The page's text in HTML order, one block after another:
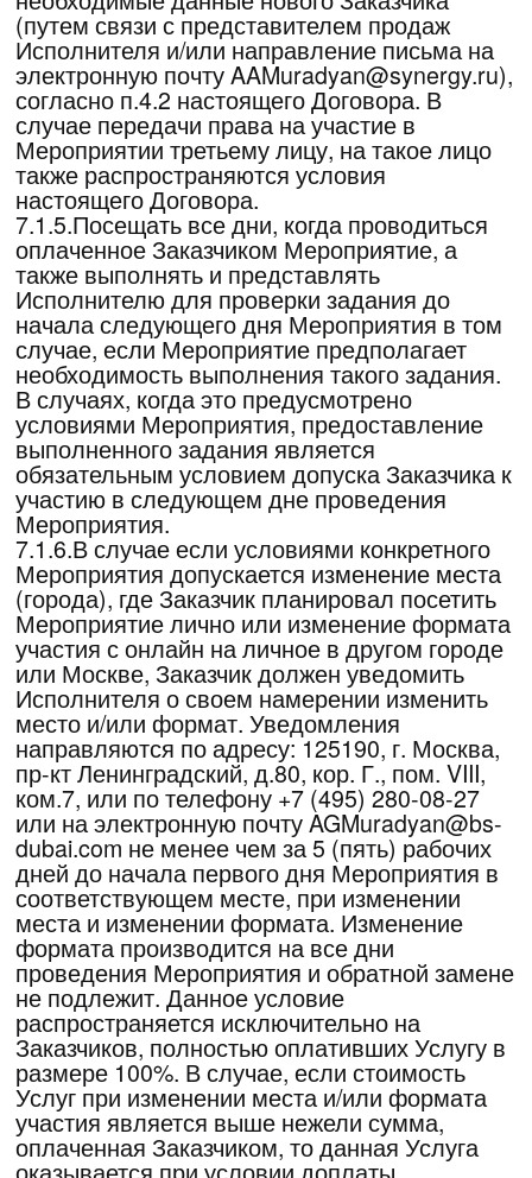
за вред, причиненный деятельности
Заказчика или лиц, которых он
представляет, в случае ненадлежащего
исполнения им обязательств по
настоящему Договору, нарушения
требований сотрудников Исполнителя.
8.6.Оплачивая Услуги Исполнителя,
Заказчик соглашается с условиями данной
Оферты и с тем, что он не в праве
требовать от Исполнителя какой-либо
компенсации морального, материального
вреда или вреда, причиненного Заказчику
как в течение срока действия настоящего
Договора, так и по истечении срока его
действия, за исключением случаев, прямо
предусмотренных применимым
законодательством.
8.7.Заказчик обязуется указывать
достоверные данные при оформлении
Заявки. Исполнитель имеет право отказать
в участии в Мероприятии лицу, не
указанному в списках участников.
Окончательный список участников
составляется Исполнителем за 2 (два)
рабочих дня до начала Мероприятия.
8.8.В случаях, если Заказчик, по причинам,
не зависящим от Исполнителя, не посетил
Мероприятие и не уведомил Исполнителя о
своем желании отказаться от
предоставления Услуг в сроки, указанные в
п.5.5. настоящего Договора, или уведомил
после проведения Мероприятия, то Услуга
считается оказанной надлежащим образом
и оплаченные Исполнителю денежные
средства возврату не подлежат.
8.9. Заказчик несет полную ответственность
за порчу оборудования и имущества
Исполнителя.
8.10.Совокупная ответственность
Исполнителя по Договору ограничивается
суммой произведенной Заказчиком оплаты
по Договору.
8.11.Согласно настоящему Договору не
допускается использование,
распространение, копирование и/или
извлечение любых материалов или
информации (включая тексты описаний,
фотографии, видеоматериалы и прочее)
размещенные на Сайте Мероприятия.
Размещенные на Сайте материалы,
постановки режиссеров, фонограммы, базы
данных, произведения науки, литературы и
искусства, охраняются действующим
законодательством РФ.
8.12.Исполнитель не несет ответственности
за корректность оставленной электронной
почты Заказчиком. В случае если, Заказчик
не получит ссылку-доступ на онлайн
трансляцию и/или электронный билет в
связи с некорректно оставленной
Заказчиком электронной почтой и
Заказчиком не было заявлено изменение
своих контактных данных, то денежные
средства возврату не подлежат, так как
Услуга со стороны Исполнителя будет
считаться оказанной в полном объеме.